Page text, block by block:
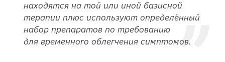
находятся на той или иной базисной
терапии плюс используют определённый
набор препаратов по требованию
для временного облегчения симптомов.